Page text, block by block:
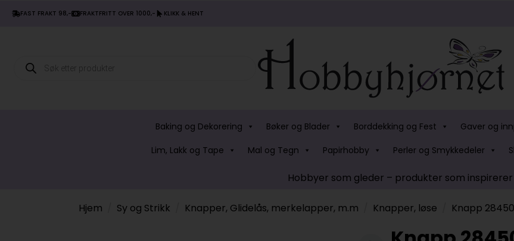
FAST FRAKT 98,- FRAKTFRITT OVER 1000,- KLIKK & HENT
Products
search
Baking og Dekorering Bøker og Blader Borddekking og Fest Gaver og
Lim, Lakk og Tape
Mal og Tegn Papirhobby Perler og Smykkedeler
Hobbyer som gleder – produkter som inspirerer
Hjem Sy og Strikk Knapper, Glidelås, merkelapper, m.m Knapper, løse Knapp